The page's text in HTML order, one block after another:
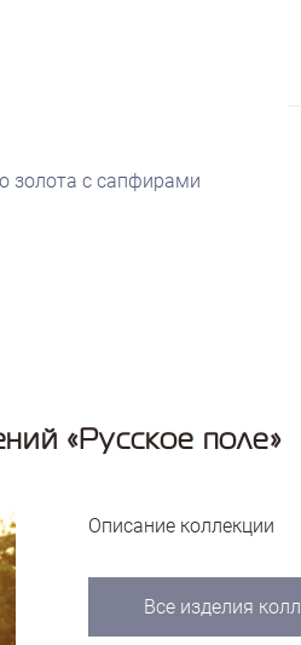
золота с сапфирами
«Русское поле»
Описание коллекции
Все изделия